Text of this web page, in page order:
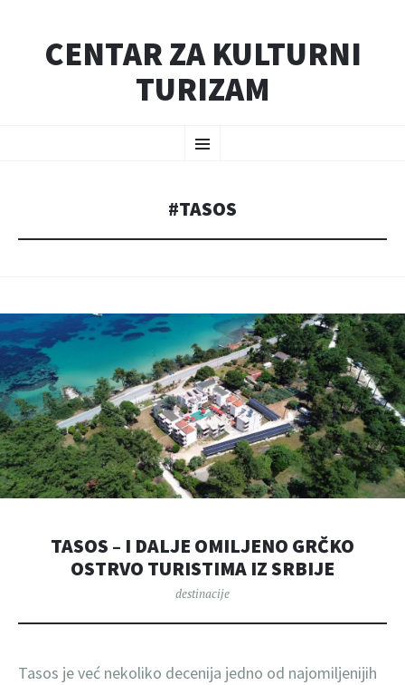
CENTAR ZA KULTURNI
TURIZAM
Menu
TO
#TASOS
TASOS – I DALJE OMILJENO GRČKO
OSTRVO TURISTIMA IZ SRBIJE
destinacije
Tasos je već nekoliko decenija jedno od najomiljenijih